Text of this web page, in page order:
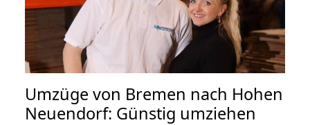
Umzüge von Bremen nach Hohen
Neuendorf: Günstig umziehen